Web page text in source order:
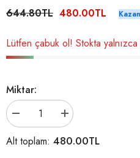
644.80TL 480.00TL
Lütfen çabuk ol! Stokta
Miktar:
Chuckit!
2&#39;li
Köpek
Tenis
Chuckit!
2&#39;li
Köpek
Tenis
Alt toplam: 480.00TL